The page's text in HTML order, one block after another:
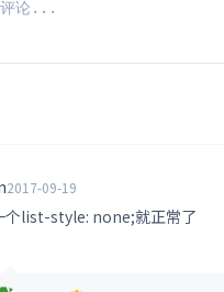
2017-09-19
个list-style: none;就正常了